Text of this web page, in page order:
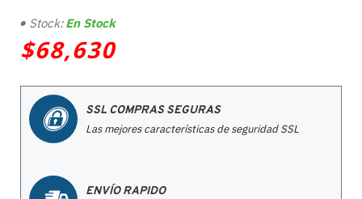
$68,630
Stock: En Stock
SSL COMPRAS SEGURAS
Las mejores características de seguridad SSL
ENVÍO RAPIDO